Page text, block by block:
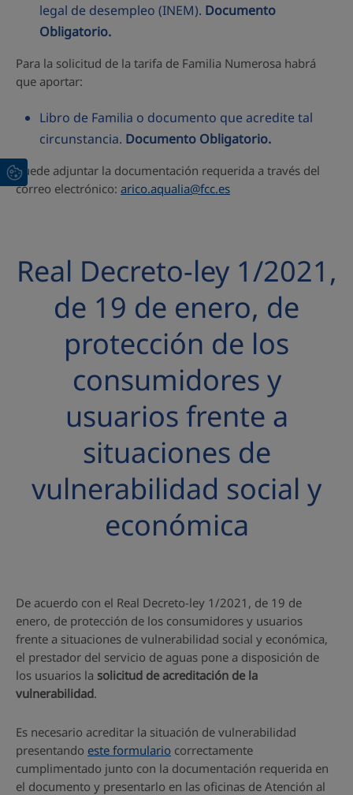
legal de desempleo (INEM). Documento
Obligatorio.
Para la solicitud de la tarifa de Familia Numerosa habrá
que aportar:
Libro de Familia o documento que acredite tal
circunstancia. Documento Obligatorio.
Puede adjuntar la documentación requerida a través del
correo electrónico: arico.aqualia@fcc.es
Real Decreto-ley 1/2021,
de 19 de enero, de
protección de los
consumidores y
usuarios frente a
situaciones de
vulnerabilidad social y
económica
De acuerdo con el Real Decreto-ley 1/2021, de 19 de
enero, de protección de los consumidores y usuarios
frente a situaciones de vulnerabilidad social y económica,
el prestador del servicio de aguas pone a disposición de
los usuarios la solicitud de acreditación de la
vulnerabilidad.
Es necesario acreditar la situación de vulnerabilidad
presentando este formulario correctamente
cumplimentado junto con la documentación requerida en
el documento y presentarlo en las oficinas de Atención al